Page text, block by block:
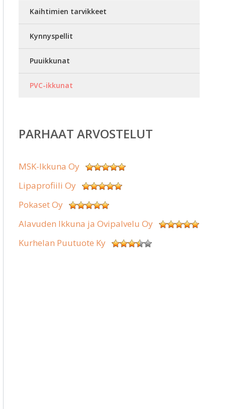
Kaihtimien tarvikkeet
Kynnyspellit
Puuikkunat
PVC-ikkunat
PARHAAT ARVOSTELUT
MSK-Ikkuna Oy
Lipaprofiili Oy
Pokaset Oy
Alavuden Ikkuna ja Ovipalvelu Oy
Kurhelan Puutuote Ky